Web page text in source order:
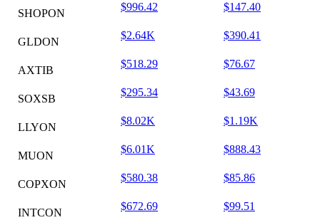
SHOPON
$996.42 $147.40
GLDON
$2.64K $390.41
AXTIB
$518.29 $76.67
SOXSB
$295.34 $43.69
LLYON
$8.02K $1.19K
MUON
$6.01K $888.43
COPXON
$580.38 $85.86
INTCON
$672.69 $99.51